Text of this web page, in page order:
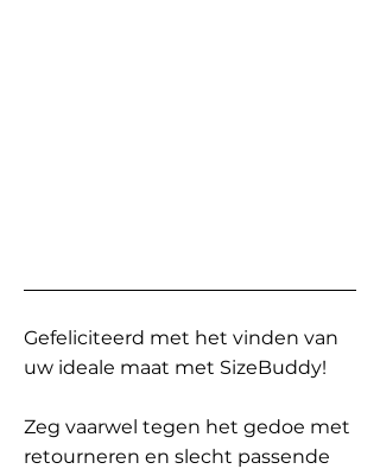
Gefeliciteerd met het vinden van
uw ideale maat met SizeBuddy!
Zeg vaarwel tegen het gedoe met
retourneren en slecht passende